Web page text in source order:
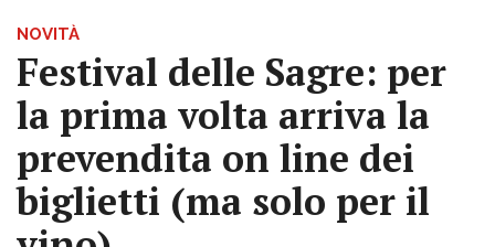
NOVITÀ
Festival delle Sagre: per
la prima volta arriva la
prevendita on line dei
biglietti (ma solo per il